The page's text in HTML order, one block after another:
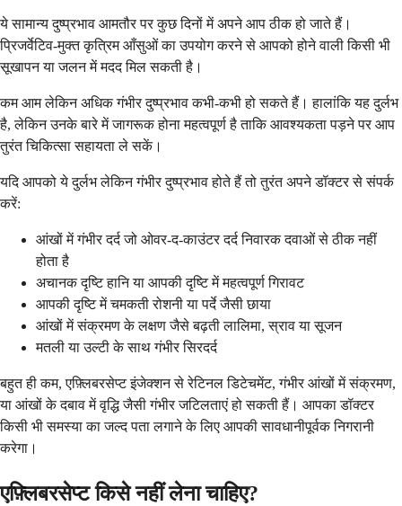
ये सामान्य दुष्प्रभाव आमतौर पर कुछ दिनों में अपने आप ठीक हो जाते हैं।
प्रिजर्वेटिव-मुक्त कृत्रिम आँसुओं का उपयोग करने से आपको होने वाली किसी भी
सूखापन या जलन में मदद मिल सकती है।
कम आम लेकिन अधिक गंभीर दुष्प्रभाव कभी-कभी हो सकते हैं। हालांकि यह दुर्लभ
है, लेकिन उनके बारे में जागरूक होना महत्वपूर्ण है ताकि आवश्यकता पड़ने पर आप
तुरंत चिकित्सा सहायता ले सकें।
यदि आपको ये दुर्लभ लेकिन गंभीर दुष्प्रभाव होते हैं तो तुरंत अपने डॉक्टर से संपर्क
करें:
आंखों में गंभीर दर्द जो ओवर-द-काउंटर दर्द निवारक दवाओं से ठीक नहीं
होता है
अचानक दृष्टि हानि या आपकी दृष्टि में महत्वपूर्ण गिरावट
आपकी दृष्टि में चमकती रोशनी या पर्दे जैसी छाया
आंखों में संक्रमण के लक्षण जैसे बढ़ती लालिमा, स्राव या सूजन
मतली या उल्टी के साथ गंभीर सिरदर्द
बहुत ही कम, एफ़्लिबरसेप्ट इंजेक्शन से रेटिनल डिटेचमेंट, गंभीर आंखों में संक्रमण,
या आंखों के दबाव में वृद्धि जैसी गंभीर जटिलताएं हो सकती हैं। आपका डॉक्टर
किसी भी समस्या का जल्द पता लगाने के लिए आपकी सावधानीपूर्वक निगरानी
करेगा।
एफ़्लिबरसेप्ट किसे नहीं लेना चाहिए?